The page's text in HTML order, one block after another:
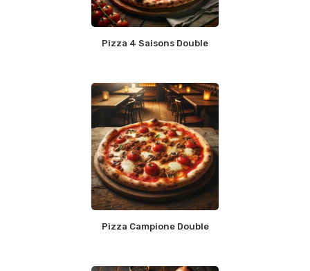
Pizza 4 Saisons Double
Pizza Campione Double